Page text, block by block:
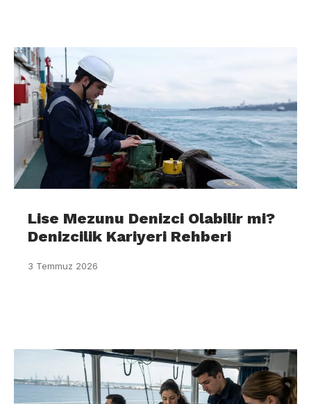
Lise Mezunu Denizci Olabilir mi?
Denizcilik Kariyeri Rehberi
3 Temmuz 2026